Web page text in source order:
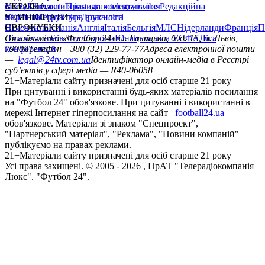
сайтуКонтактиПравила коментуванняРедакційна
політикаСтруктура власності
facebookxyoutubeinstagramtelegramviber
УКРАЇНА
УкраїнаПерша лігаДруга ліга
ЧЕМПІОНАТИ
НімеччинаІспаніяАнгліяІталіяБельгіяМЛСНідерландиФранція
ЄВРОКУБКИ
Ліга чемпіонівЛіга ЄвропиЮнацька ліга УЄФАЛіга
конференцій
Онлайн-медіа «Футбол 24»пл. Галицька, буд. 15, м. Львів,
79008Телефон +380 (32) 229-77-77Адреса електронної пошти
— legal@24tv.com.uaІдентифікатор онлайн-медіа в Реєстрі
суб’єктів у сфері медіа — R40-06058
21+Матеріали сайту призначені для осіб старше 21 року
При цитуванні і використанні будь-яких матеріалів посилання
на "Футбол 24" обов'язкове. При цитуванні і використанні в
мережі Інтернет гіперпосилання на сайт
football24.ua
обов'язкове. Матеріали зі знаком "Спецпроект",
"Партнерський матеріал", "Реклама", "Новини компаній"
публікуємо на правах реклами.
21+Матеріали сайту призначені для осіб старше 21 року
Усi права захищенi. © 2005 - 2026 , ПрАТ "Телерадіокомпанія
Люкс". "Футбол 24".